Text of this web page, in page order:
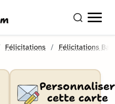
Félicitations Félicitations
Personnaliser
cette carte